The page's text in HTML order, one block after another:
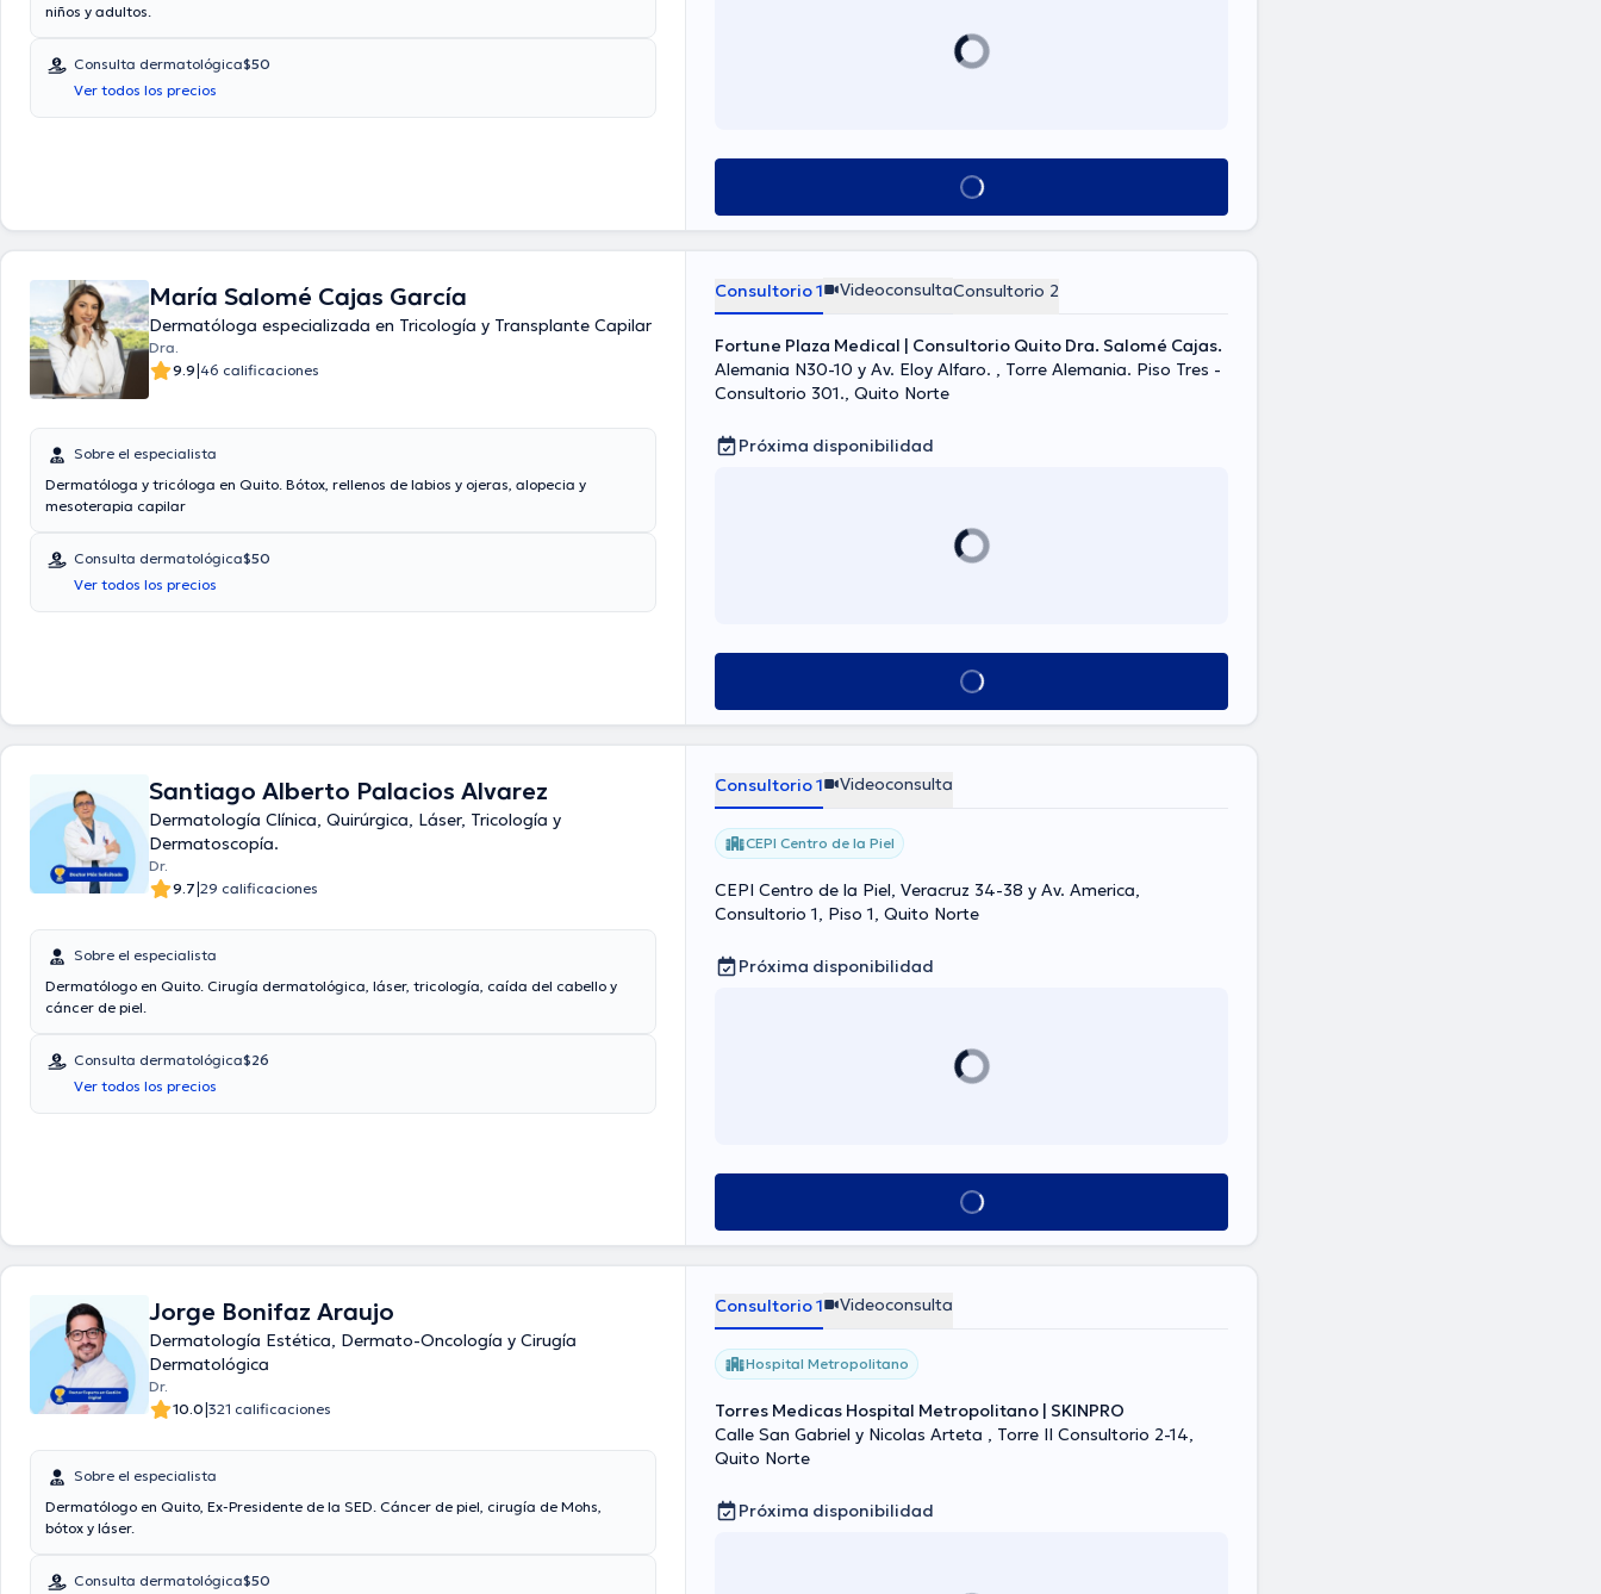
niños y adultos.
Consulta dermatológica$50
Ver todos los precios
Ver más horarios
María Salomé Cajas García
Dermatóloga especializada en Tricología y Transplante Capilar
Dra.
9.9|46 calificaciones
Sobre el especialista
Dermatóloga y tricóloga en Quito. Bótox, rellenos de labios y ojeras, alopecia y
mesoterapia capilar
Consulta dermatológica$50
Ver todos los precios
Consultorio 1 VideoconsultaConsultorio 2
Fortune Plaza Medical | Consultorio Quito Dra. Salomé Cajas.
Alemania N30-10 y Av. Eloy Alfaro. , Torre Alemania. Piso Tres -
Consultorio 301., Quito Norte
Próxima disponibilidad
Ver más horarios
Santiago Alberto Palacios Alvarez
Dermatología Clínica, Quirúrgica, Láser, Tricología y
Dermatoscopía.
Dr.
9.7|29 calificaciones
Sobre el especialista
Dermatólogo en Quito. Cirugía dermatológica, láser, tricología, caída del cabello y
cáncer de piel.
Consulta dermatológica$26
Ver todos los precios
Consultorio 1 Videoconsulta
CEPI Centro de la Piel
CEPI Centro de la Piel, Veracruz 34-38 y Av. America,
Consultorio 1, Piso 1, Quito Norte
Próxima disponibilidad
Ver más horarios
Jorge Bonifaz Araujo
Dermatología Estética, Dermato-Oncología y Cirugía
Dermatológica
Dr.
10.0|321 calificaciones
Sobre el especialista
Dermatólogo en Quito, Ex-Presidente de la SED. Cáncer de piel, cirugía de Mohs,
bótox y láser.
Consulta dermatológica$50
Consultorio 1 Videoconsulta
Hospital Metropolitano
Torres Medicas Hospital Metropolitano | SKINPRO
Calle San Gabriel y Nicolas Arteta , Torre II Consultorio 2-14,
Quito Norte
Próxima disponibilidad